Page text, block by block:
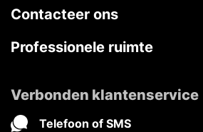
Contacteer ons
Professionele ruimte
Verbonden klantenservice
Telefoon of SMS